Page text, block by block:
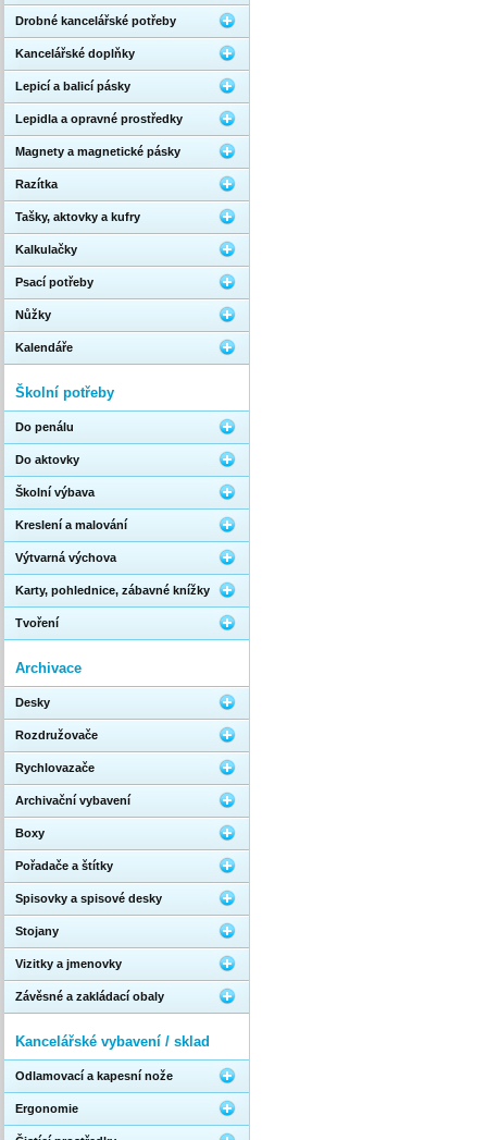
Drobné kancelářské potřeby
Kancelářské doplňky
Lepicí a balicí pásky
Lepidla a opravné prostředky
Magnety a magnetické pásky
Razítka
Tašky, aktovky a kufry
Kalkulačky
Psací potřeby
Nůžky
Kalendáře
Školní potřeby
Do penálu
Do aktovky
Školní výbava
Kreslení a malování
Výtvarná výchova
Karty, pohlednice, zábavné knížky
Tvoření
Archivace
Desky
Rozdružovače
Rychlovazače
Archivační vybavení
Boxy
Pořadače a štítky
Spisovky a spisové desky
Stojany
Vizitky a jmenovky
Závěsné a zakládací obaly
Kancelářské vybavení / sklad
Odlamovací a kapesní nože
Ergonomie